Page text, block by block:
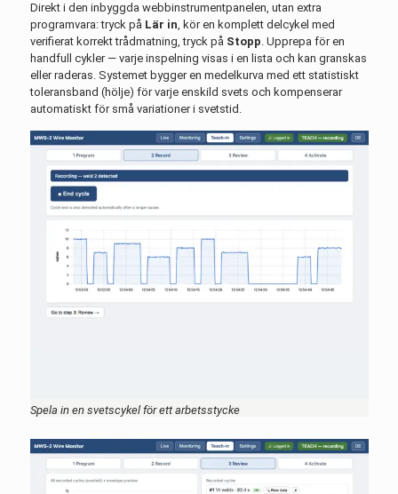
Direkt i den inbyggda webbinstrumentpanelen, utan extra
programvara: tryck på Lär in, kör en komplett delcykel med
verifierat korrekt trådmatning, tryck på Stopp. Upprepa för en
handfull cykler — varje inspelning visas i en lista och kan granskas
eller raderas. Systemet bygger en medelkurva med ett statistiskt
toleransband (hölje) för varje enskild svets och kompenserar
automatiskt för små variationer i svetstid.
Spela in en svetscykel för ett arbetsstycke